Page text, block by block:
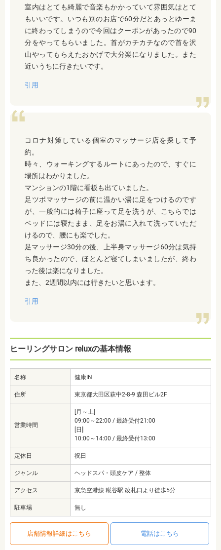
室内はとても綺麗で音楽もかかっていて雰囲気はとて
もいいです。いつも別のお店で60分だとあっとゆーま
に終わってしまうので今回はクーポンがあったので90
分をやってもらいました。首がカチカチなので首を沢
山やってもらえたおかげで大分楽になりました。また
近いうちに行きたいです。
引用
コロナ対策している個室のマッサージ店を探して予
約。
時々、ウォーキングするルートにあったので、すぐに
場所はわかりました。
マンションの1階に看板も出ていました。
足ツボマッサージの前に温かい湯に足をつけるのです
が、一般的には椅子に座って足を洗うが、こちらでは
ベッドには寝たまま、足をお湯に入れて洗っていただ
けるので、腰にも楽でした。
足マッサージ30分の後、上半身マッサージ60分は気持
ち良かったので、ほとんど寝てしまいましたが、終わ
った後は楽になりました。
また、2週間以内には行きたいと思います。
引用
ヒーリングサロン reluxの基本情報
名称 健康IN
住所 東京都大田区萩中2-8-9 森田ビル2F
営業時間
[月～土]
09:00～22:00 / 最終受付21:00
[日]
10:00～14:00 / 最終受付13:00
定休日 祝日
ジャンル ヘッドスパ・頭皮ケア / 整体
アクセス 京急空港線 糀谷駅 改札口より徒歩5分
駐車場 無し
店舗情報詳細はこちら 電話はこちら